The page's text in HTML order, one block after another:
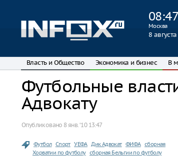
08:47
Москва
8
Власть и Общество Экономика и бизнес В
Футбольные
Адвокату
Опубликовано 8 янв. ‘10 13:47
Футбол Спорт УЕФА Дик Адвокат ФИФА сборная
Хорватии по футболу сборная Бельгии по футболу